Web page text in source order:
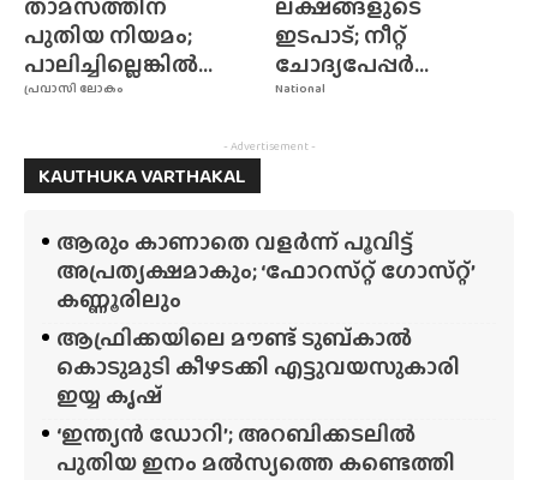
പ്രവാസി ലോകം
താമസത്തിന്
പുതിയ നിയമം;
പാലിച്ചില്ലെങ്കിൽ...
National
ലക്ഷങ്ങളുടെ
ഇടപാട്; നീറ്റ്
ചോദ്യപേപ്പർ...
- Advertisement -
KAUTHUKA VARTHAKAL
ആരും കാണാതെ വളർന്ന് പൂവിട്ട്
അപ്രത്യക്ഷമാകും; ‘ഫോറസ്‌റ്റ്‌ ഗോസ്‌റ്റ്’
കണ്ണൂരിലും
ആഫ്രിക്കയിലെ മൗണ്ട് ടുബ്‌കാൽ
കൊടുമുടി കീഴടക്കി എട്ടുവയസുകാരി
ഇയ്യ കൃഷ്
‘ഇന്ത്യൻ ഡോറി’; അറബിക്കടലിൽ
പുതിയ ഇനം മൽസ്യത്തെ കണ്ടെത്തി